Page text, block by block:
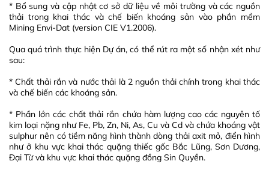
* Bổ sung và cập nhật cơ sở dữ liệu về môi trường và các nguồn
thải trong khai thác và chế biến khoáng sản vào phần mềm
Mining Envi-Dat (version CIE V1.2006).
Qua quá trình thực hiện Dự án, có thể rút ra một số nhận xét như
sau:
* Chất thải rắn và nước thải là 2 nguồn thải chính trong khai thác
và chế biến các khoáng sản.
* Phần lớn các chất thải rắn chứa hàm lượng cao các nguyên tố
kim loại nặng như Fe, Pb, Zn, Ni, As, Cu và Cd và chứa khoáng vật
sulphur nên có tiềm năng hình thành dòng thải axit mỏ, điển hình
như ở khu vực khai thác quặng thiếc gốc Bắc Lũng, Sơn Dương,
Đại Từ và khu vực khai thác quặng đồng Sin Quyền.